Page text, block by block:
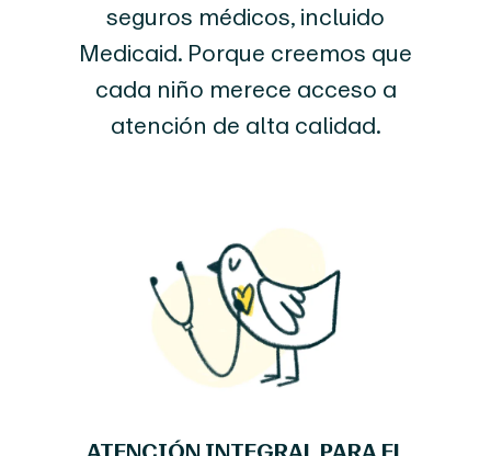
seguros médicos, incluido
Medicaid. Porque creemos que
cada niño merece acceso a
atención de alta calidad.